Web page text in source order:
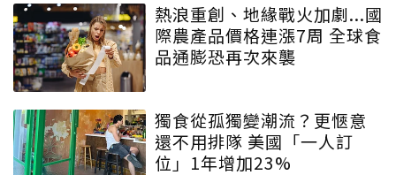
熱浪重創、地緣戰火加劇...國
際農產品價格連漲7周 全球食
品通膨恐再次來襲
獨食從孤獨變潮流？更愜意
還不用排隊 美國「一人訂
位」1年增加23%